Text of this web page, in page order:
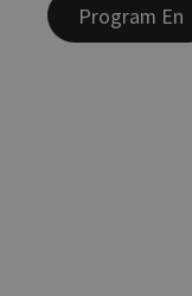
Program En